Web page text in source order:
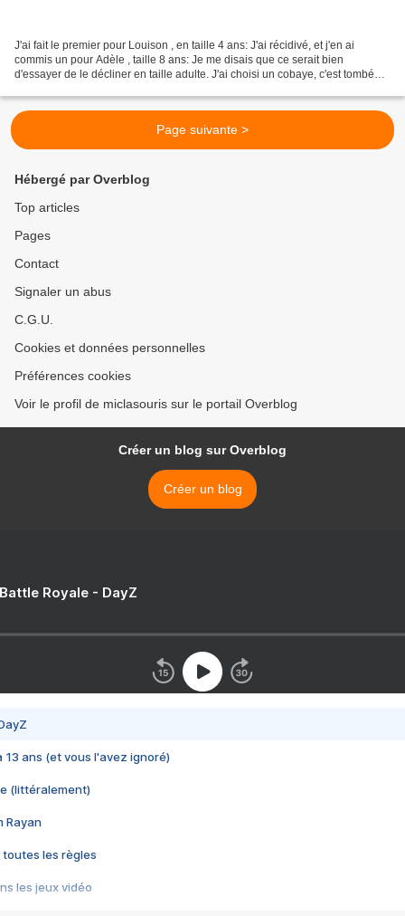
J'ai fait le premier pour Louison , en taille 4 ans: J'ai récidivé, et j'en ai
commis un pour Adèle , taille 8 ans: Je me disais que ce serait bien
d'essayer de le décliner en taille adulte. J'ai choisi un cobaye, c'est tombé
Page suivante >
Hébergé par Overblog
Top articles
Pages
Contact
Signaler un abus
C.G.U.
Cookies et données personnelles
Préférences cookies
Voir le profil de miclasouris sur le portail Overblog
Créer un blog sur Overblog
Créer un blog
Royale - DayZ
13 ans (et vous l'avez ignoré)
(littéralement)
Rayan
toutes les règles
les jeux vidéo